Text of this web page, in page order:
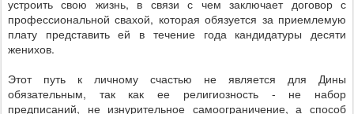
устроить свою жизнь, в связи с чем заключает договор с
профессиональной свахой, которая обязуется за приемлемую
плату представить ей в течение года кандидатуры десяти
женихов.
Этот путь к личному счастью не является для Дины
обязательным, так как ее религиозность - не набор
предписаний, не изнурительное самоограничение, а способ